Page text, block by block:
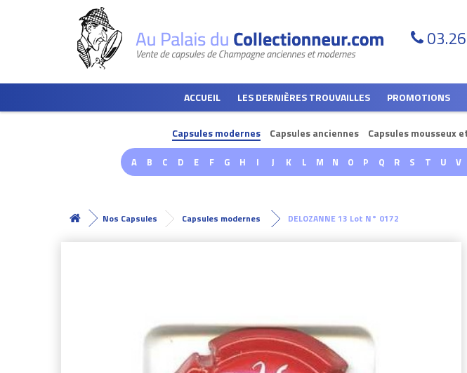
ACCUEIL LES DERNIÈRES TROUVAILLES PROMOTIONS
Capsules modernes Capsules anciennes Capsules mousseux
A B C D E F G H I J K L M N O P Q R S T U V
Nos Capsules Capsules modernes DELOZANNE 13 Lot N° 0172